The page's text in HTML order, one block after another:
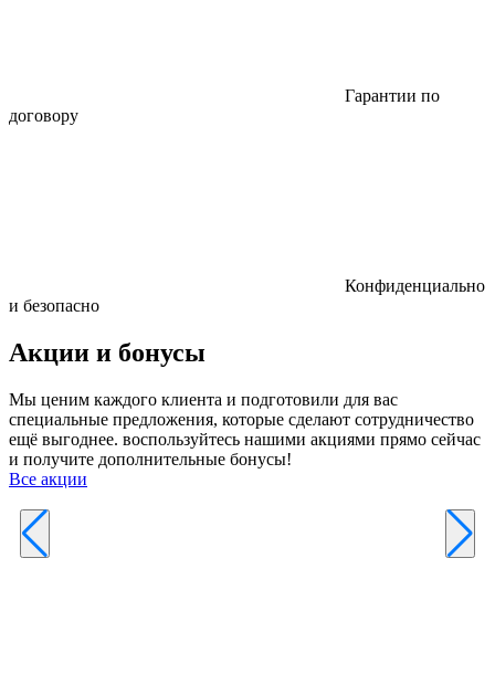
Гарантии по
договору
Конфиденциально
и безопасно
Акции и бонусы
Мы ценим каждого клиента и подготовили для вас
специальные предложения, которые сделают сотрудничество
ещё выгоднее. воспользуйтесь нашими акциями прямо сейчас
и получите дополнительные бонусы!
Все акции